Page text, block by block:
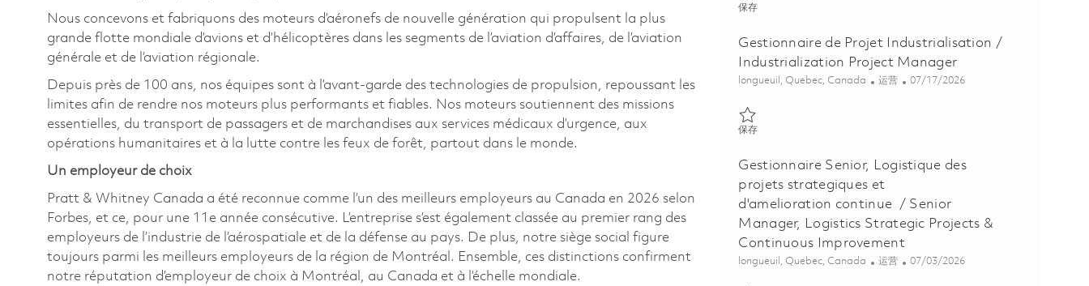
Nous concevons et fabriquons des moteurs d’aéronefs de nouvelle génération qui propulsent la plus
grande flotte mondiale d’avions et d’hélicoptères dans les segments de l’aviation d’affaires, de l’aviation
générale et de l’aviation régionale.
Depuis près de 100 ans, nos équipes sont à l’avant-garde des technologies de propulsion, repoussant les
limites afin de rendre nos moteurs plus performants et fiables. Nos moteurs soutiennent des missions
essentielles, du transport de passagers et de marchandises aux services médicaux d’urgence, aux
opérations humanitaires et à la lutte contre les feux de forêt, partout dans le monde.
Un employeur de choix
Pratt & Whitney Canada a été reconnue comme l’un des meilleurs employeurs au Canada en 2026 selon
Forbes, et ce, pour une 11e année consécutive. L’entreprise s’est également classée au premier rang des
employeurs de l’industrie de l’aérospatiale et de la défense au pays. De plus, notre siège social figure
toujours parmi les meilleurs employeurs de la région de Montréal. Ensemble, ces distinctions confirment
notre réputation d’employeur de choix à Montréal, au Canada et à l’échelle mondiale.
保存保存 Gestionnaire Excellence Operationnelle | Operational Excellence
Gestionnaire de Projet Industrialisation /
Industrialization Project Manager
位置
longueuil, Quebec, Canada 类别
运营 Posted Date
07/17/2026
保存保存 Gestionnaire de Projet Industrialisation / Industrialization
Gestionnaire Senior, Logistique des
projets strategiques et
d'amelioration continue / Senior
Manager, Logistics Strategic Projects &
Continuous Improvement
位置
longueuil, Quebec, Canada 类别
运营 Posted Date
07/03/2026